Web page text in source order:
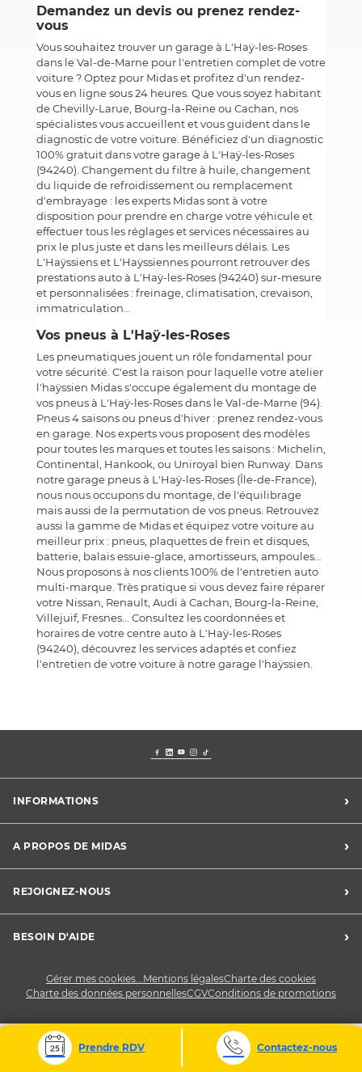
Demandez un devis ou prenez rendez-
vous
Vous souhaitez trouver un garage à L'Haÿ-les-Roses
dans le Val-de-Marne pour l'entretien complet de votre
voiture ? Optez pour Midas et profitez d'un rendez-
vous en ligne sous 24 heures. Que vous soyez habitant
de Chevilly-Larue, Bourg-la-Reine ou Cachan, nos
spécialistes vous accueillent et vous guident dans le
diagnostic de votre voiture. Bénéficiez d'un diagnostic
100% gratuit dans votre garage à L'Haÿ-les-Roses
(94240). Changement du filtre à huile, changement
du liquide de refroidissement ou remplacement
d'embrayage : les experts Midas sont à votre
disposition pour prendre en charge votre véhicule et
effectuer tous les réglages et services nécessaires au
prix le plus juste et dans les meilleurs délais. Les
L'Haÿssiens et L'Haÿssiennes pourront retrouver des
prestations auto à L'Haÿ-les-Roses (94240) sur-mesure
et personnalisées : freinage, climatisation, crevaison,
immatriculation…
Vos pneus à L'Haÿ-les-Roses
Les pneumatiques jouent un rôle fondamental pour
votre sécurité. C'est la raison pour laquelle votre atelier
l'haÿssien Midas s'occupe également du montage de
vos pneus à L'Haÿ-les-Roses dans le Val-de-Marne (94).
Pneus 4 saisons ou pneus d'hiver : prenez rendez-vous
en garage. Nos experts vous proposent des modèles
pour toutes les marques et toutes les saisons : Michelin,
Continental, Hankook, ou Uniroyal bien Runway. Dans
notre garage pneus à L'Haÿ-les-Roses (Île-de-France),
nous nous occupons du montage, de l'équilibrage
mais aussi de la permutation de vos pneus. Retrouvez
aussi la gamme de Midas et équipez votre voiture au
meilleur prix : pneus, plaquettes de frein et disques,
batterie, balais essuie-glace, amortisseurs, ampoules…
Nous proposons à nos clients 100% de l'entretien auto
multi-marque. Très pratique si vous devez faire réparer
votre Nissan, Renault, Audi à Cachan, Bourg-la-Reine,
Villejuif, Fresnes... Consultez les coordonnées et
horaires de votre centre auto à L'Haÿ-les-Roses
(94240), découvrez les services adaptés et confiez
l'entretien de votre voiture à notre garage l'haÿssien.
INFORMATIONS ›
Charte des cookies
Charte des données personnelles
CGV
Conditions de promotions
A PROPOS DE MIDAS ›
Midas France
Développement durable
REJOIGNEZ-NOUS ›
Devenez franchisé
BESOIN D'AIDE ›
Gérer mes cookies...Mentions légalesCharte des cookies
Charte des données personnellesCGVConditions de promotions
Prendre RDV Contactez-nous